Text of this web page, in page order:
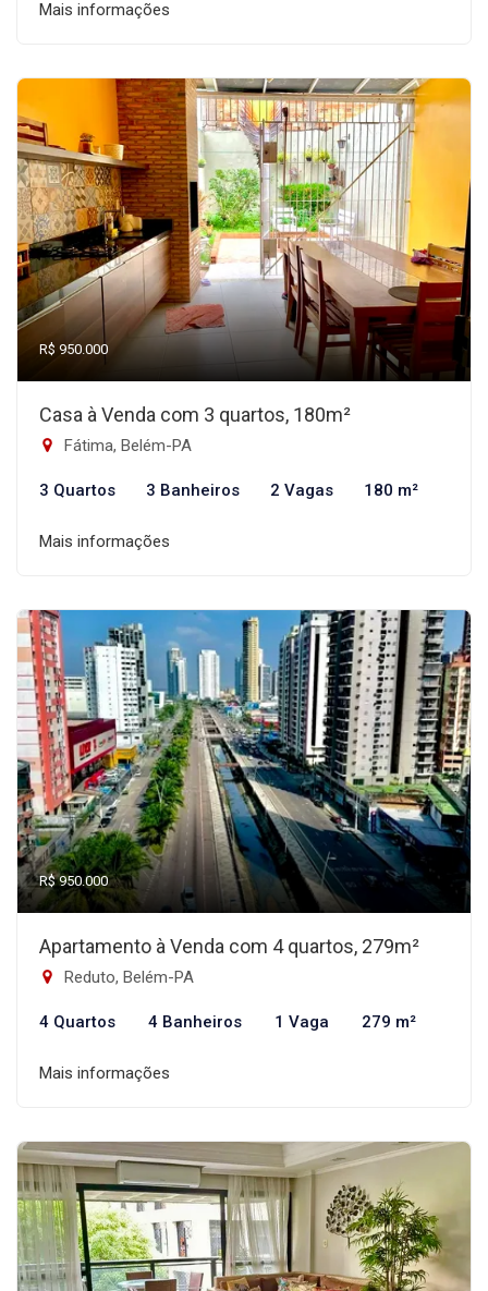
Mais informações
R$ 950.000
Casa à Venda com 3 quartos, 180m²
Fátima, Belém-PA
3 Quartos 3 Banheiros 2 Vagas 180 m²
Mais informações
R$ 950.000
Apartamento à Venda com 4 quartos, 279m²
Reduto, Belém-PA
4 Quartos 4 Banheiros 1 Vaga 279 m²
Mais informações